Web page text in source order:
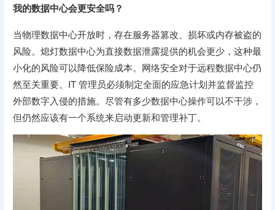
我的数据中心会更安全吗？
当物理数据中心开放时，存在服务器篡改、损坏或内存被盗的
风险。熄灯数据中心为直接数据泄露提供的机会更少，这种最
小化的风险可以降低保险成本。网络安全对于远程数据中心仍
然至关重要。IT 管理员必须制定全面的应急计划并监督监控
外部数字入侵的措施。尽管有多少数据中心操作可以不干涉，
但仍然应该有一个系统来启动更新和管理补丁。